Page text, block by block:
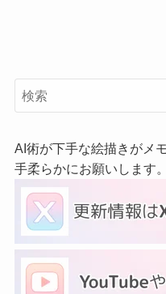
AI術が下手な絵描きがメ
手柔らかにお願いします。